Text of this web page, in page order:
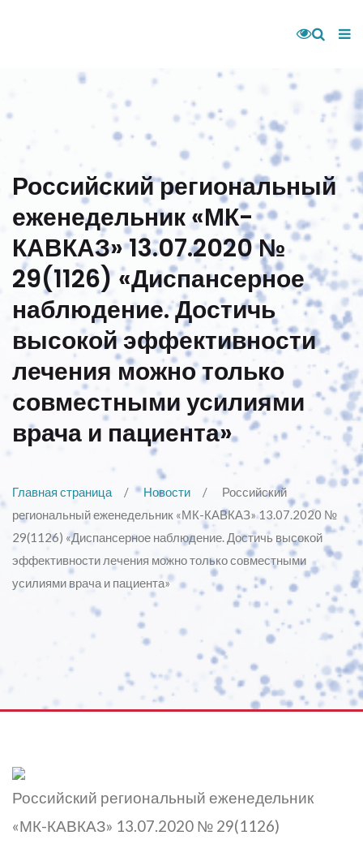
Российский региональный
еженедельник «МК-
КАВКАЗ» 13.07.2020 №
29(1126) «Диспансерное
наблюдение. Достичь
высокой эффективности
лечения можно только
совместными усилиями
врача и пациента»
Главная страница Новости
Российский
региональный еженедельник «МК-КАВКАЗ» 13.07.2020 №
29(1126) «Диспансерное наблюдение. Достичь высокой
эффективности лечения можно только совместными
усилиями врача и пациента»
Российский региональный еженедельник
«МК-КАВКАЗ» 13.07.2020 № 29(1126)